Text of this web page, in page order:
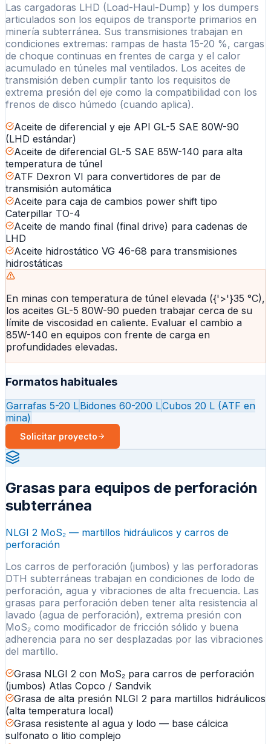
Las cargadoras LHD (Load-Haul-Dump) y los dumpers
articulados son los equipos de transporte primarios en
minería subterránea. Sus transmisiones trabajan en
condiciones extremas: rampas de hasta 15-20 %, cargas
de choque continuas en frentes de carga y el calor
acumulado en túneles mal ventilados. Los aceites de
transmisión deben cumplir tanto los requisitos de
extrema presión del eje como la compatibilidad con los
frenos de disco húmedo (cuando aplica).
Aceite de diferencial y eje API GL-5 SAE 80W-90
(LHD estándar)
Aceite de diferencial GL-5 SAE 85W-140 para alta
temperatura de túnel
ATF Dexron VI para convertidores de par de
transmisión automática
Aceite para caja de cambios power shift tipo
Caterpillar TO-4
Aceite de mando final (final drive) para cadenas de
LHD
Aceite hidrostático VG 46-68 para transmisiones
hidrostáticas
En minas con temperatura de túnel elevada ({'>'}35 °C),
los aceites GL-5 80W-90 pueden trabajar cerca de su
límite de viscosidad en caliente. Evaluar el cambio a
85W-140 en equipos con frente de carga en
profundidades elevadas.
Formatos habituales
Garrafas 5-20 LBidones 60-200 LCubos 20 L (ATF en
mina)
Solicitar proyecto
Grasas para equipos de perforación
subterránea
NLGI 2 MoS₂ — martillos hidráulicos y carros de
perforación
Los carros de perforación (jumbos) y las perforadoras
DTH subterráneas trabajan en condiciones de lodo de
perforación, agua y vibraciones de alta frecuencia. Las
grasas para perforación deben tener alta resistencia al
lavado (agua de perforación), extrema presión con
MoS₂ como modificador de fricción sólido y buena
adherencia para no ser desplazadas por las vibraciones
del martillo.
Grasa NLGI 2 con MoS₂ para carros de perforación
(jumbos) Atlas Copco / Sandvik
Grasa de alta presión NLGI 2 para martillos hidráulicos
(alta temperatura local)
Grasa resistente al agua y lodo — base cálcica
sulfonato o litio complejo